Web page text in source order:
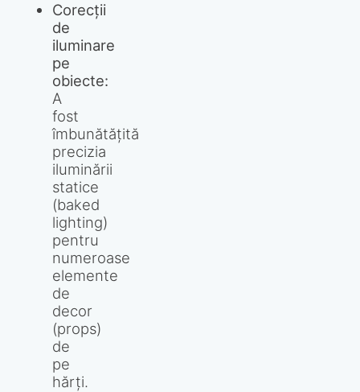
Corecții
de
iluminare
pe
obiecte:
A
fost
îmbunătățită
precizia
iluminării
statice
(baked
lighting)
pentru
numeroase
elemente
de
decor
(props)
de
pe
hărți.